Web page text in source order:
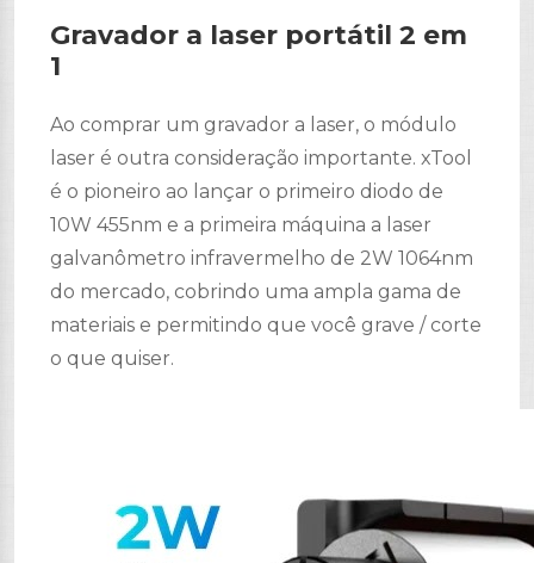
Gravador a laser portátil 2 em
1
Ao comprar um gravador a laser, o módulo
laser é outra consideração importante. xTool
é o pioneiro ao lançar o primeiro diodo de
10W 455nm e a primeira máquina a laser
galvanômetro infravermelho de 2W 1064nm
do mercado, cobrindo uma ampla gama de
materiais e permitindo que você grave / corte
o que quiser.